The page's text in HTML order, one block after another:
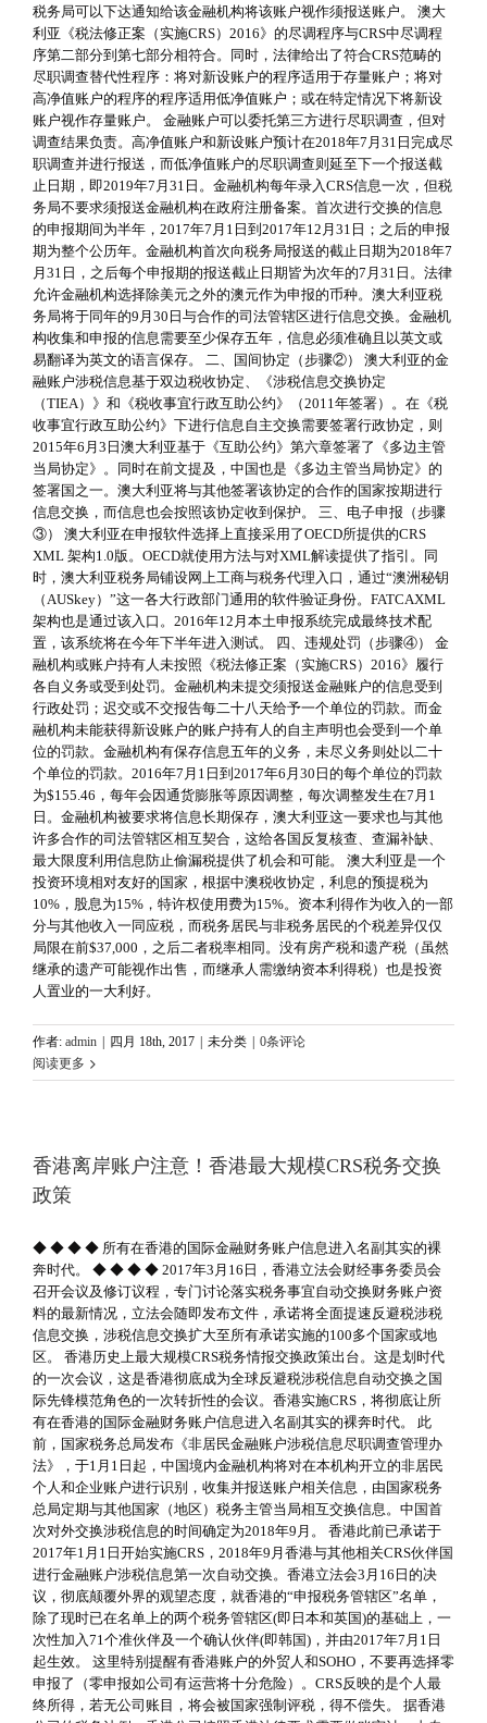
税务局可以下达通知给该金融机构将该账户视作须报送账户。 澳大
利亚《税法修正案（实施CRS）2016》的尽调程序与CRS中尽调程
序第二部分到第七部分相符合。同时，法律给出了符合CRS范畴的
尽职调查替代性程序：将对新设账户的程序适用于存量账户；将对
高净值账户的程序的程序适用低净值账户；或在特定情况下将新设
账户视作存量账户。 金融账户可以委托第三方进行尽职调查，但对
调查结果负责。高净值账户和新设账户预计在2018年7月31日完成尽
职调查并进行报送，而低净值账户的尽职调查则延至下一个报送截
止日期，即2019年7月31日。金融机构每年录入CRS信息一次，但税
务局不要求须报送金融机构在政府注册备案。首次进行交换的信息
的申报期间为半年，2017年7月1日到2017年12月31日；之后的申报
期为整个公历年。金融机构首次向税务局报送的截止日期为2018年7
月31日，之后每个申报期的报送截止日期皆为次年的7月31日。法律
允许金融机构选择除美元之外的澳元作为申报的币种。澳大利亚税
务局将于同年的9月30日与合作的司法管辖区进行信息交换。金融机
构收集和申报的信息需要至少保存五年，信息必须准确且以英文或
易翻译为英文的语言保存。 二、国间协定（步骤②） 澳大利亚的金
融账户涉税信息基于双边税收协定、《涉税信息交换协定
（TIEA）》和《税收事宜行政互助公约》（2011年签署）。在《税
收事宜行政互助公约》下进行信息自主交换需要签署行政协定，则
2015年6月3日澳大利亚基于《互助公约》第六章签署了《多边主管
当局协定》。同时在前文提及，中国也是《多边主管当局协定》的
签署国之一。澳大利亚将与其他签署该协定的合作的国家按期进行
信息交换，而信息也会按照该协定收到保护。 三、电子申报（步骤
③） 澳大利亚在申报软件选择上直接采用了OECD所提供的CRS
XML 架构1.0版。OECD就使用方法与对XML解读提供了指引。同
时，澳大利亚税务局铺设网上工商与税务代理入口，通过“澳洲秘钥
（AUSkey）”这一各大行政部门通用的软件验证身份。FATCAXML
架构也是通过该入口。2016年12月本土申报系统完成最终技术配
置，该系统将在今年下半年进入测试。 四、违规处罚（步骤④） 金
融机构或账户持有人未按照《税法修正案（实施CRS）2016》履行
各自义务或受到处罚。金融机构未提交须报送金融账户的信息受到
行政处罚；迟交或不交报告每二十八天给予一个单位的罚款。而金
融机构未能获得新设账户的账户持有人的自主声明也会受到一个单
位的罚款。金融机构有保存信息五年的义务，未尽义务则处以二十
个单位的罚款。2016年7月1日到2017年6月30日的每个单位的罚款
为$155.46，每年会因通货膨胀等原因调整，每次调整发生在7月1
日。金融机构被要求将信息长期保存，澳大利亚这一要求也与其他
许多合作的司法管辖区相互契合，这给各国反复核查、查漏补缺、
最大限度利用信息防止偷漏税提供了机会和可能。 澳大利亚是一个
投资环境相对友好的国家，根据中澳税收协定，利息的预提税为
10%，股息为15%，特许权使用费为15%。资本利得作为收入的一部
分与其他收入一同应税，而税务居民与非税务居民的个税差异仅仅
局限在前$37,000，之后二者税率相同。没有房产税和遗产税（虽然
继承的遗产可能视作出售，而继承人需缴纳资本利得税）也是投资
人置业的一大利好。
作者: admin 四月 18th, 2017 未分类
0条评论
阅读更多
香港离岸账户注意！香港最大规模CRS税务交换
政策
◆ ◆ ◆ ◆ 所有在香港的国际金融财务账户信息进入名副其实的裸
奔时代。 ◆ ◆ ◆ ◆ 2017年3月16日，香港立法会财经事务委员会
召开会议及修订议程，专门讨论落实税务事宜自动交换财务账户资
料的最新情况，立法会随即发布文件，承诺将全面提速反避税涉税
信息交换，涉税信息交换扩大至所有承诺实施的100多个国家或地
区。 香港历史上最大规模CRS税务情报交换政策出台。这是划时代
的一次会议，这是香港彻底成为全球反避税涉税信息自动交换之国
际先锋模范角色的一次转折性的会议。香港实施CRS，将彻底让所
有在香港的国际金融财务账户信息进入名副其实的裸奔时代。 此
前，国家税务总局发布《非居民金融账户涉税信息尽职调查管理办
法》，于1月1日起，中国境内金融机构将对在本机构开立的非居民
个人和企业账户进行识别，收集并报送账户相关信息，由国家税务
总局定期与其他国家（地区）税务主管当局相互交换信息。中国首
次对外交换涉税信息的时间确定为2018年9月。 香港此前已承诺于
2017年1月1日开始实施CRS，2018年9月香港与其他相关CRS伙伴国
进行金融账户涉税信息第一次自动交换。香港立法会3月16日的决
议，彻底颠覆外界的观望态度，就香港的“申报税务管辖区”名单，
除了现时已在名单上的两个税务管辖区(即日本和英国)的基础上，一
次性加入71个准伙伴及一个确认伙伴(即韩国)，并由2017年7月1日
起生效。 这里特别提醒有香港账户的外贸人和SOHO，不要再选择零
申报了（零申报如公司有运营将十分危险）。CRS反映的是个人最
终所得，若无公司账目，将会被国家强制评税，得不偿失。 据香港